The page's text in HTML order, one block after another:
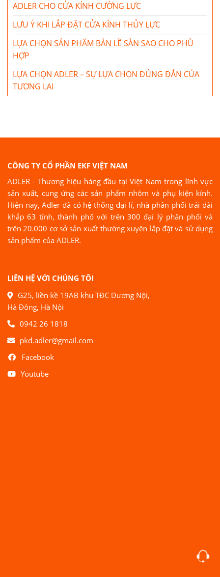
ADLER CHO CỬA KÍNH CƯỜNG LỰC
LƯU Ý KHI LẮP ĐẶT CỬA KÍNH THỦY LỰC
LỰA CHỌN SẢN PHẨM BẢN LỀ SÀN SAO CHO PHÙ
HỢP
LỰA CHỌN ADLER – SỰ LỰA CHỌN ĐÚNG ĐẮN CỦA
TƯƠNG LAI
CÔNG TY CỔ PHẦN EKF VIỆT NAM
ADLER - Thương hiệu hàng đầu tại Việt Nam trong lĩnh vực
sản xuất, cung ứng các sản phẩm nhôm và phụ kiện kính.
Hiện nay, Adler đã có hệ thống đại lí, nhà phân phối trải dài
khắp 63 tỉnh, thành phố với trên 300 đại lý phân phối và
trên 20.000 cơ sở sản xuất thường xuyên lắp đặt và sử dụng
sản phẩm của ADLER.
LIÊN HỆ VỚI CHÚNG TÔI
G25, liền kề 19AB khu TĐC Dương Nội,
Hà Đông, Hà Nội
0942 26 1818
pkd.adler@gmail.com
Facebook
Youtube